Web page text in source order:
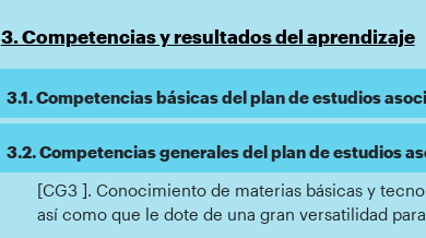
3. Competencias y resultados del aprendizaje
3.1. Competencias básicas del plan de estudios
3.2. Competencias generales del plan de estudios
[CG3 ]. Conocimiento de materias básicas y
así como que le dote de una gran versatilidad